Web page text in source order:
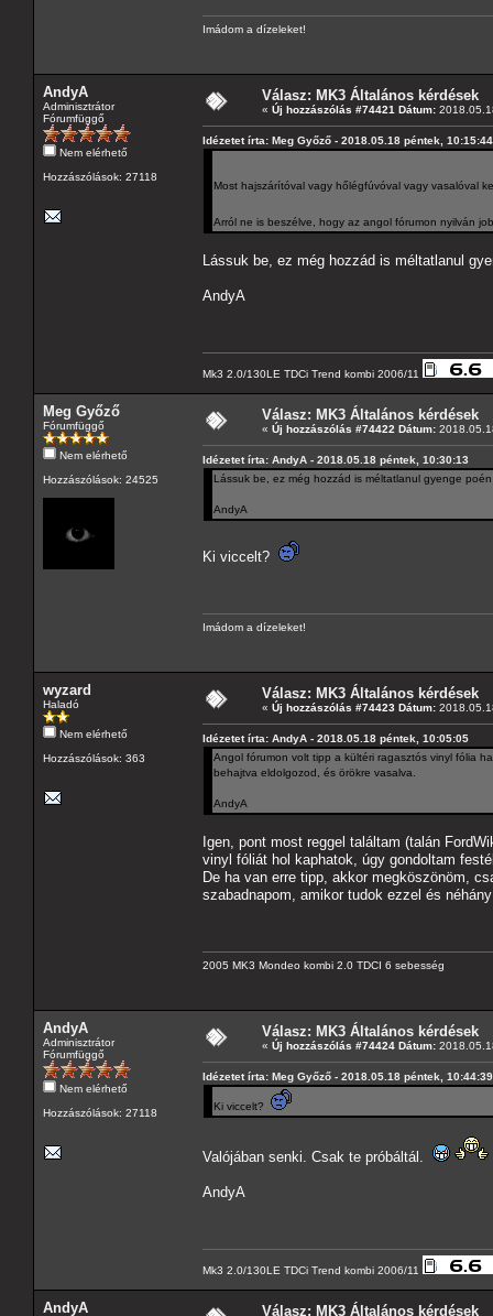
Imádom a dízeleket!
AndyA
Adminisztrátor
Fórumfüggő
Nem elérhető
Hozzászólások: 27118
Válasz: MK3 Általános kérdések
« Új hozzászólás #74421 Dátum:
Idézetet írta: Meg Győző - 2018.05.18 péntek, 10:15:44
Most hajszárítóval vagy hőlégfúvóval vagy vasalóval
Arról ne is beszélve, hogy az angol fórumon nyilván
Lássuk be, ez még hozzád is méltatlanul
AndyA
Mk3 2.0/130LE TDCi Trend kombi 2006/11
Meg Győző
Fórumfüggő
Nem elérhető
Hozzászólások: 24525
Válasz: MK3 Általános kérdések
« Új hozzászólás #74422 Dátum:
Idézetet írta: AndyA - 2018.05.18 péntek, 10:30:13
Lássuk be, ez még hozzád is méltatlanul gyenge
AndyA
Ki viccelt?
Imádom a dízeleket!
wyzard
Haladó
Nem elérhető
Hozzászólások: 363
Válasz: MK3 Általános kérdések
« Új hozzászólás #74423 Dátum:
Idézetet írta: AndyA - 2018.05.18 péntek, 10:05:05
Angol fórumon volt tipp a kültéri ragasztós vinyl fólia
behajtva eldolgozod, és örökre vasalva.
AndyA
Igen, pont most reggel találtam (talán
vinyl fóliát hol kaphatok, úgy gondoltam
De ha van erre tipp, akkor megköszönöm,
szabadnapom, amikor tudok ezzel és
2005 MK3 Mondeo kombi 2.0 TDCI 6 sebesség
AndyA
Adminisztrátor
Fórumfüggő
Nem elérhető
Hozzászólások: 27118
Válasz: MK3 Általános kérdések
« Új hozzászólás #74424 Dátum:
Idézetet írta: Meg Győző - 2018.05.18 péntek, 10:44:39
Ki viccelt?
Valójában senki. Csak te próbáltál.
AndyA
Mk3 2.0/130LE TDCi Trend kombi 2006/11
AndyA Válasz: MK3 Általános kérdések